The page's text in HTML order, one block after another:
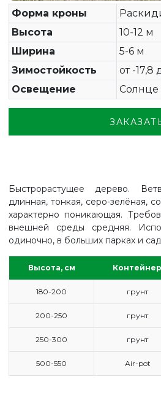
Форма кроны
Высота
10-12 м
Ширина
5-6 м
Зимостойкость
от -17,8
Освещение
Солнце
Быстрорастущее дерево.
длинная, тонкая, серо-зелёная,
характерно поникающая.
внешней среды средняя.
одиночно, в больших парках и
Высота, см Контейнер
180-200 грунт
200-250 грунт
250-300 грунт
500-550 Аir-pot